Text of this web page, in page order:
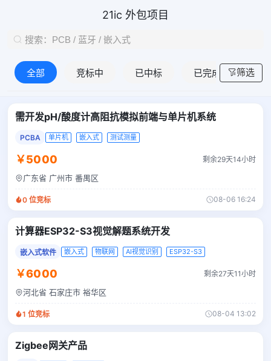
21ic 外包项目
全部 竞标中 已中标 已完成 筛选
需开发pH/酸度计高阻抗模拟前端与单片机系统
PCBA 单片机 嵌入式 测试测量
￥5000 剩余29天14小时
广东省 广州市 番禺区
0 位竞标 08-06 16:24
计算器ESP32-S3视觉解题系统开发
嵌入式软件 嵌入式 物联网 AI视觉识别 ESP32-S3
￥6000 剩余27天11小时
河北省 石家庄市 裕华区
1 位竞标 08-04 13:02
Zigbee网关产品